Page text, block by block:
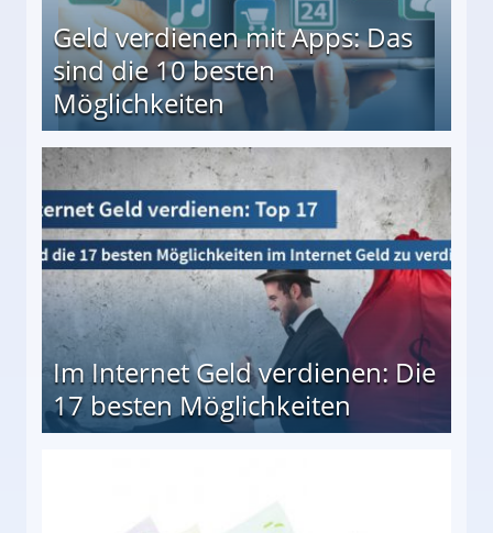
Geld verdienen mit Apps: Das
sind die 10 besten
Möglichkeiten
besten Möglichkeiten
Im Internet Geld verdienen: Die
17 besten Möglichkeiten